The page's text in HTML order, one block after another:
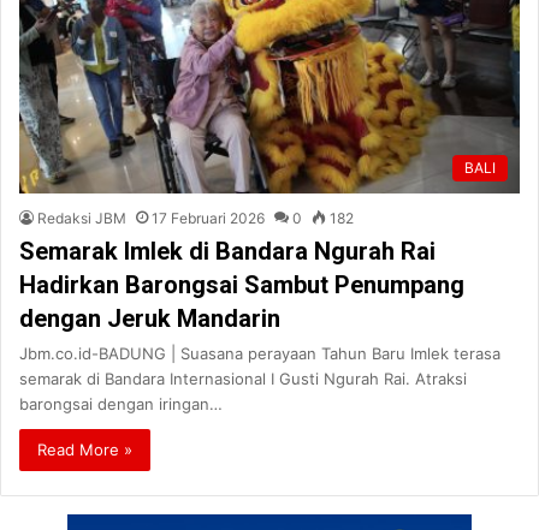
BALI
Redaksi JBM 17 Februari 2026 0 182
Semarak Imlek di Bandara Ngurah Rai
Hadirkan Barongsai Sambut Penumpang
dengan Jeruk Mandarin
Jbm.co.id-BADUNG | Suasana perayaan Tahun Baru Imlek terasa
semarak di Bandara Internasional I Gusti Ngurah Rai. Atraksi
barongsai dengan iringan…
Read More »